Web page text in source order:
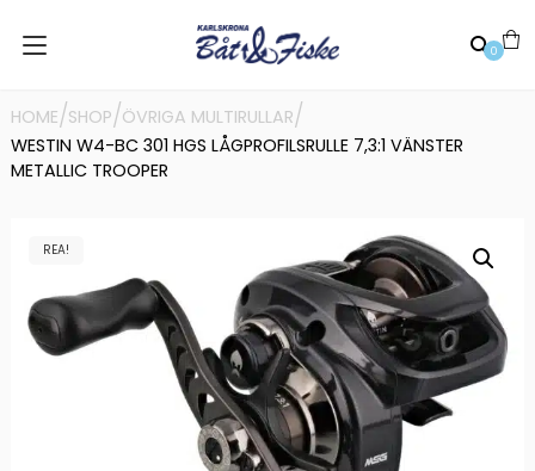
0
HOME/SHOP/ÖVRIGA MULTIRULLAR/
WESTIN W4-BC 301 HGS LÅGPROFILSRULLE 7,3:1 VÄNSTER
METALLIC TROOPER
REA!